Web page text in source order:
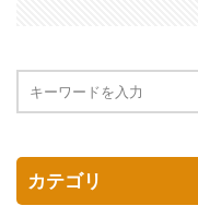
カテゴリ